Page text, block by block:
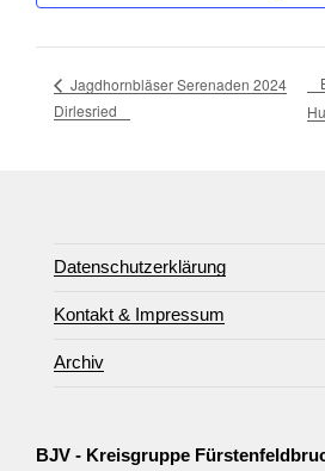
Jagdhornbläser Serenaden 2024
Dirlesried
Datenschutzerklärung
Kontakt & Impressum
Archiv
BJV - Kreisgruppe